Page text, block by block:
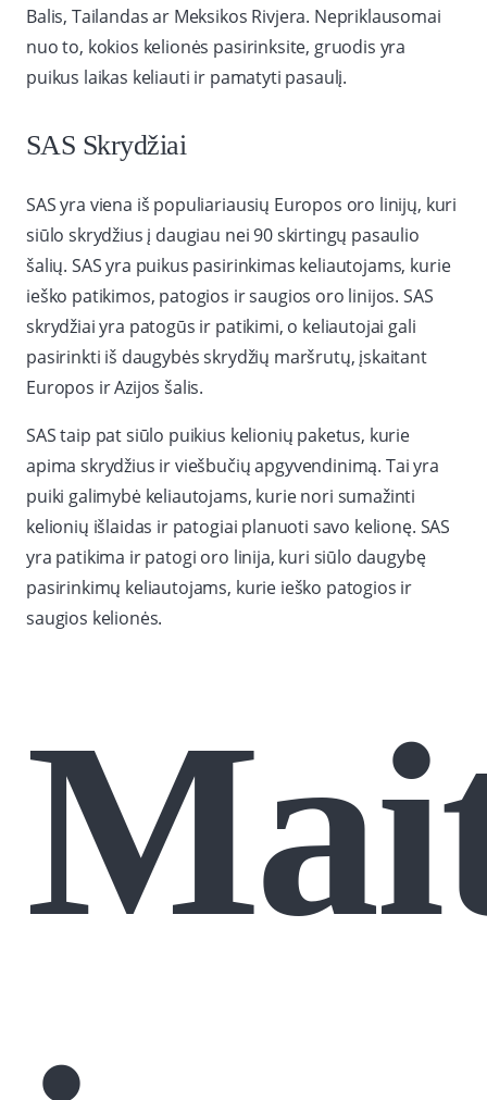
Balis, Tailandas ar Meksikos Rivjera. Nepriklausomai
nuo to, kokios kelionės pasirinksite, gruodis yra
puikus laikas keliauti ir pamatyti pasaulį.
SAS Skrydžiai
SAS yra viena iš populiariausių Europos oro linijų, kuri
siūlo skrydžius į daugiau nei 90 skirtingų pasaulio
šalių. SAS yra puikus pasirinkimas keliautojams, kurie
ieško patikimos, patogios ir saugios oro linijos. SAS
skrydžiai yra patogūs ir patikimi, o keliautojai gali
pasirinkti iš daugybės skrydžių maršrutų, įskaitant
Europos ir Azijos šalis.
SAS taip pat siūlo puikius kelionių paketus, kurie
apima skrydžius ir viešbučių apgyvendinimą. Tai yra
puiki galimybė keliautojams, kurie nori sumažinti
kelionių išlaidas ir patogiai planuoti savo kelionę. SAS
yra patikima ir patogi oro linija, kuri siūlo daugybę
pasirinkimų keliautojams, kurie ieško patogios ir
saugios kelionės.